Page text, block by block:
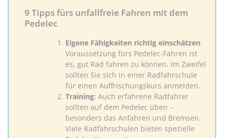
9 Tipps fürs unfallfreie Fahren mit dem
Pedelec
Eigene Fähigkeiten richtig einschätzen:
Voraussetzung fürs Pedelec-Fahren ist
es, gut Rad fahren zu können. Im Zweifel
sollten Sie sich in einer Radfahrschule
für einen Auffrischungskurs anmelden.
Training: Auch erfahrene Radfahrer
sollten auf dem Pedelec üben –
besonders das Anfahren und Bremsen.
Viele Radfahrschulen bieten spezielle